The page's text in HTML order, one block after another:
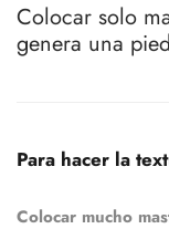
Colocar solo
genera una
Para hacer la
Colocar mucho